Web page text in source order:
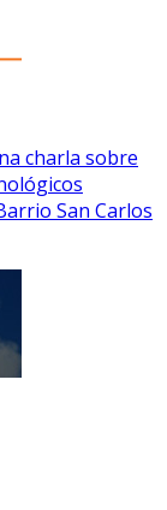
charla sobre
San Carlos